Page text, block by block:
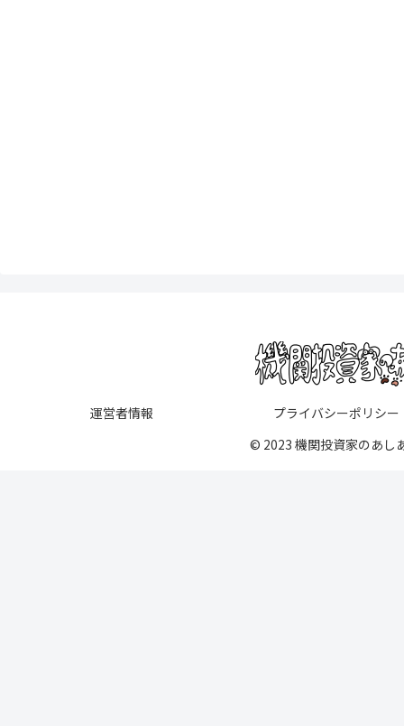
運営者情報
プライバシーポリシー
© 2023 機関投資家のあし